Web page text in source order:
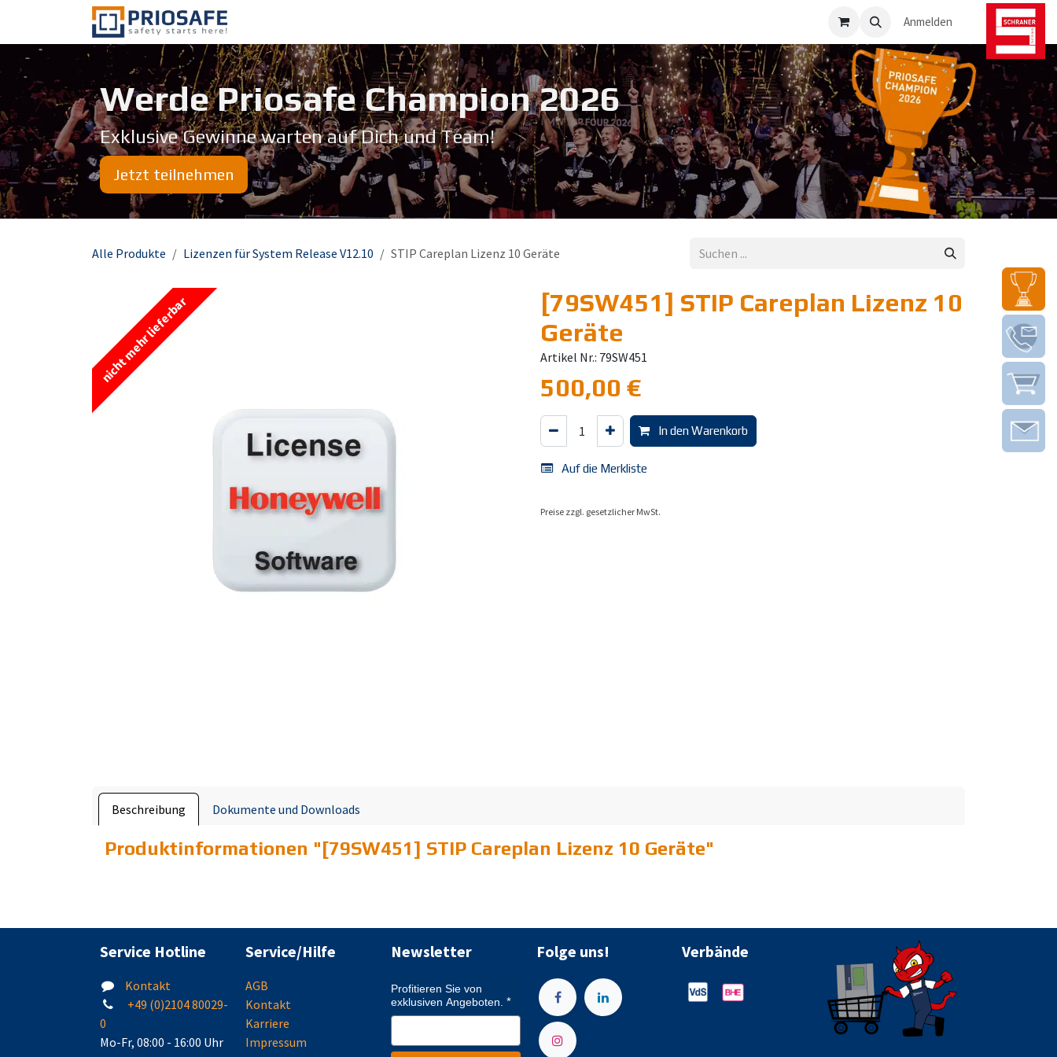
Zum Inhalt springen
Anmelden
Jetzt teilnehmen
Werde Priosafe Champion 20​26
Exklusive Gewinne warten auf Dich und Team!
Alle Produkte Lizenzen für System Release V12.10 STIP Careplan Lizenz 10 Geräte
nicht mehr lieferbar
[79SW451] STIP Careplan Lizenz 10
Geräte
Artikel Nr.: 79SW451
500,00 €
In den Warenkorb
Auf die Merkliste
Preise zzgl. gesetzlicher MwSt.
Beschreibung Dokumente und Downloads
Produktinformationen "[79SW451] STIP Careplan Lizenz 10 Geräte"
Service Hotline
Kontakt
+49 (0)2104 80029-
0
Mo-Fr, 08:00 - 16:00 Uhr
Service/Hilfe
AGB
Kontakt
Karriere
Impressum
Newsletter
Profitieren Sie von
exklusiven Angeboten.
Folge uns! Verbände